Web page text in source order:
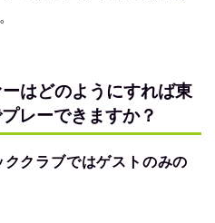
はどのようにすれば東
レーできますか？
ククラブではゲストのみの